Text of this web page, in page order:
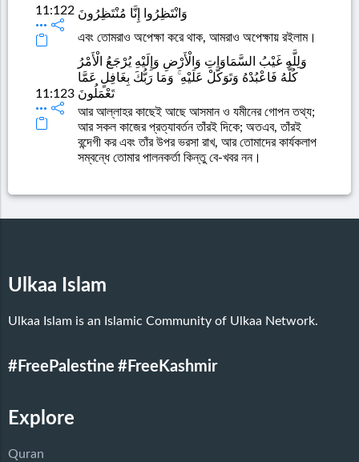
11:122 وَانْتَظِرُوا إِنَّا مُنْتَظِرُونَ
এবং তোমরাও অপেক্ষা করে থাক, আমরাও অপেক্ষায় রইলাম।
11:123
وَلِلَّهِ غَيْبُ السَّمَاوَاتِ وَالْأَرْضِ وَإِلَيْهِ يُرْجَعُ الْأَمْرُ
كُلُّهُ فَاعْبُدْهُ وَتَوَكَّلْ عَلَيْهِ ۚ وَمَا رَبُّكَ بِغَافِلٍ عَمَّا
تَعْمَلُونَ
আর আল্লাহর কাছেই আছে আসমান ও যমীনের গোপন তথ্য;
আর সকল কাজের প্রত্যাবর্তন তাঁরই দিকে; অতএব, তাঁরই
বন্দেগী কর এবং তাঁর উপর ভরসা রাখ, আর তোমাদের কার্যকলাপ
সম্বন্ধে তোমার পালনকর্তা কিন্তু বে-খবর নন।
Ulkaa Islam
Ulkaa Islam is an Islamic Community of Ulkaa Network.
#FreePalestine #FreeKashmir
Explore
Quran